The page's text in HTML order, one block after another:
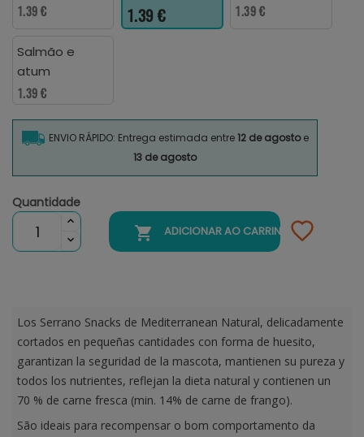
1.39 €
1.39 €
1.39 €
Salmão e
atum
1.39 €
ENVIO RÁPIDO: Entrega estimada entre12 de agostoe
13 de agosto
Quantidade
 ADICIONAR AO CARRINHO
Los Serrano Snacks de Mediterranean Natural, delicadamente
cortados en pequeñas cantidades con forma de huesito,
garantizan la seguridad de la mascota, mantienen su pureza y
todos los nutrientes, reflejan la dieta natural y contienen un
70 % de carne fresca (min. 14% de carne de frango).
São ideais para recompensar o bom comportamento da